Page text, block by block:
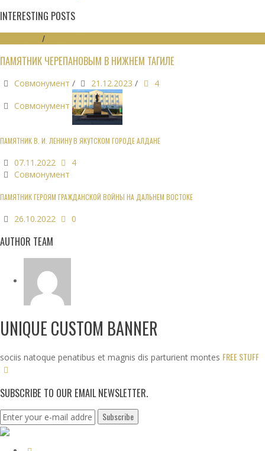
INTERESTING POSTS
/
ПАМЯТНИК ЧЕРЕПАНОВЫМ В НИЖНЕМ ТАГИЛЕ
Совмонумент / 21.12.2023 / 4
Совмонумент
ПАМЯТНИК В. И. ЛЕНИНУ В ЯКУТСКОМ ГОРОДЕ АЛДАНЕ
07.11.2022
4
Совмонумент
ПАМЯТНИК ГЕРОЯМ ГРАЖДАНСКОЙ ВОЙНЫ НА ДАЛЬНЕМ ВОСТОКЕ
26.10.2022 0
AUTHOR TEAM
UNIQUE CUSTOM BANNER
sociis natoque penatibus et magnis dis parturient montes FREE STUFF
SUBSCRIBE TO OUR EMAIL NEWSLETTER.